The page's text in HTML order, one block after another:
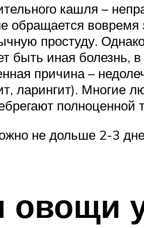
кашля –
обращается
простуду.
иная болезнь, в
причина –
ларингит). Многие
полноценной
не дольше 2-3
овощи